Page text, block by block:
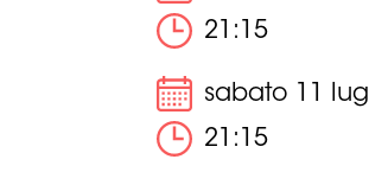
21:15
sabato 11
21:15